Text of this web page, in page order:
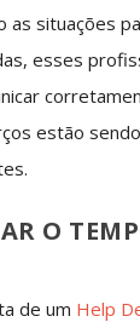
as situações
esses
estão
O
de um Help